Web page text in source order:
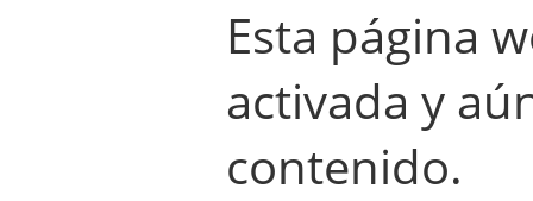
Esta página
activada y
contenido.